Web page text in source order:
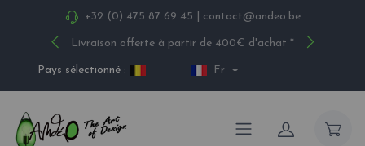
+32 (0) 475 87 69 45 contact@andeo.be
Livraison offerte à partir de 400€ d'achat *
Pays sélectionné : Fr